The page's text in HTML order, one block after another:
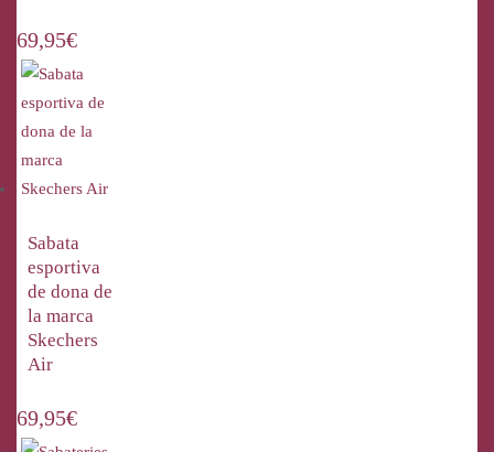
69,95€
Sabata
esportiva
de dona de
la marca
Skechers
Air
69,95€